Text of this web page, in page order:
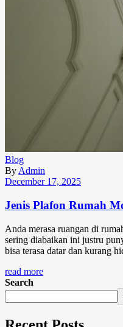
Blog
By Admin
December 17, 2025
Jenis Plafon Rumah
Anda merasa ruangan di
sering diabaikan ini justru
bisa terasa datar dan kurang
read more
Search